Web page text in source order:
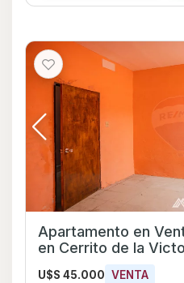
Apartamento en
en Cerrito de la
U$S 45.000 VENTA